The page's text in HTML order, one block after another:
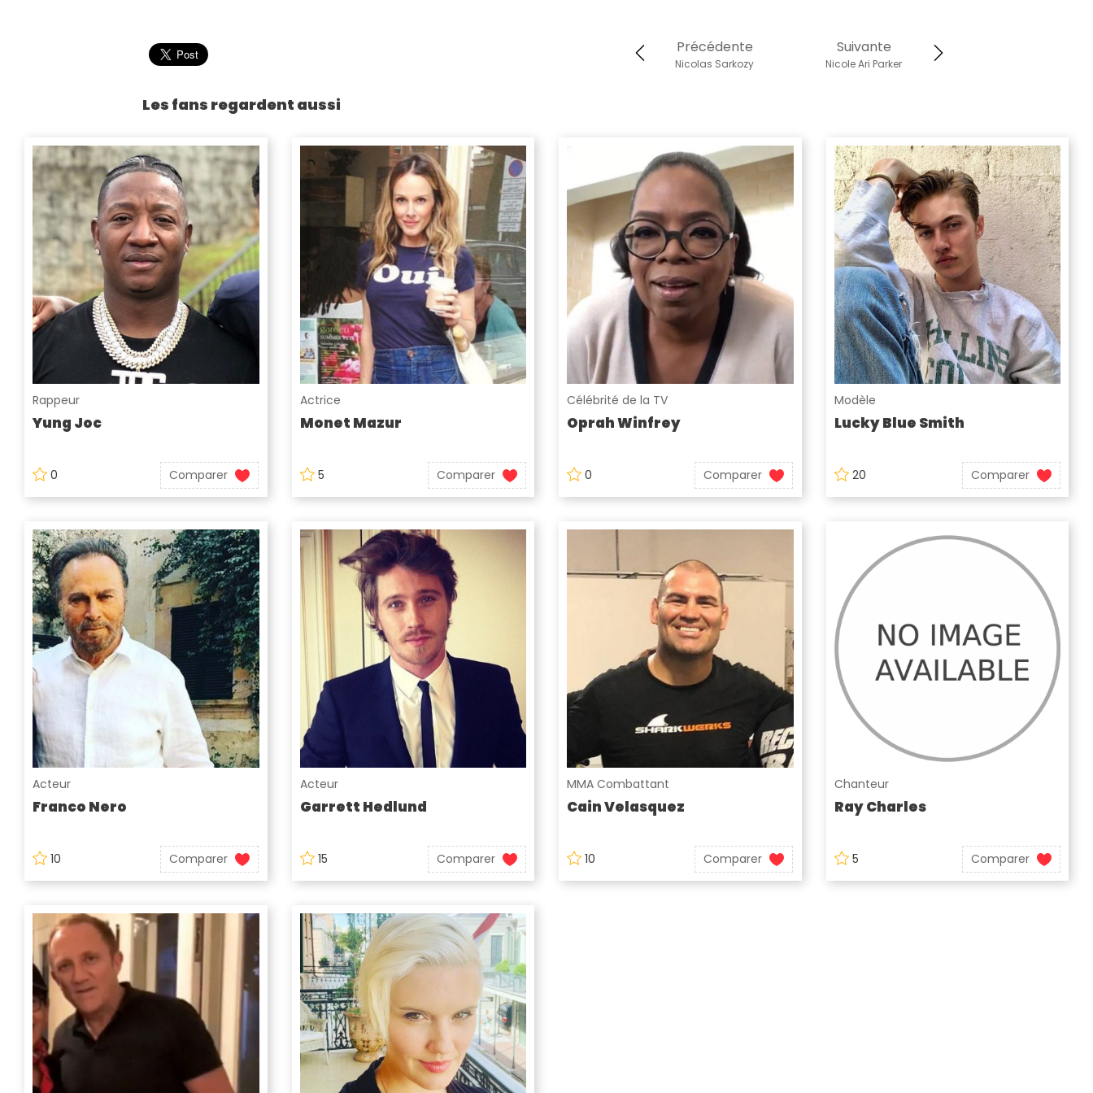
Suivante
Nicole Ari Parker
Précédente
Nicolas Sarkozy
Les fans regardent aussi
Rappeur
Yung Joc
0 Comparer
Actrice
Monet Mazur
5 Comparer
Célébrité de la TV
Oprah Winfrey
0 Comparer
Modèle
Lucky Blue Smith
20 Comparer
Acteur
Franco Nero
10 Comparer
Acteur
Garrett Hedlund
15 Comparer
MMA Combattant
Cain Velasquez
10 Comparer
Chanteur
Ray Charles
5 Comparer